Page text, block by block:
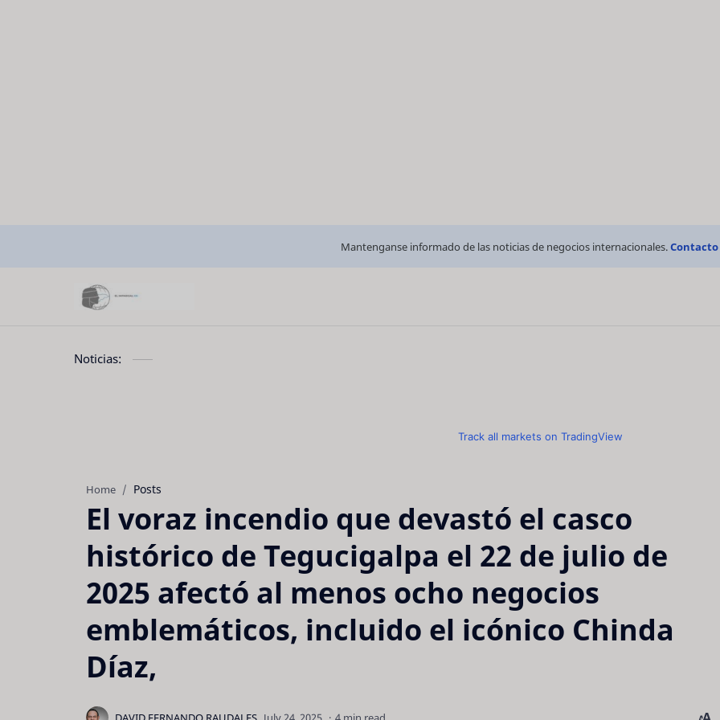
Mantenganse informado de las noticias de negocios internacionales.Contacto
Noticias:
Track all markets on TradingView
Home Posts
El voraz incendio que devastó el casco
histórico de Tegucigalpa el 22 de julio de
2025 afectó al menos ocho negocios
emblemáticos, incluido el icónico Chinda
Díaz,